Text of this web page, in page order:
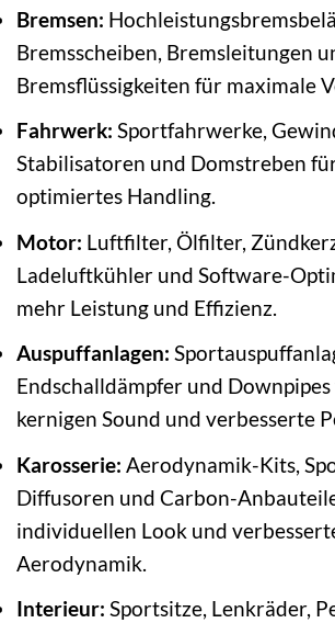
Bremsen:
Bremsscheiben, Bremsleitungen
Bremsflüssigkeiten für maximale
Fahrwerk: Sportfahrwerke,
Stabilisatoren und Domstreben
optimiertes Handling.
Motor: Luftfilter, Ölfilter,
Ladeluftkühler und Software-
mehr Leistung und Effizienz.
Auspuffanlagen:
Endschalldämpfer und
kernigen Sound und verbesserte
Karosserie: Aerodynamik-Kits,
Diffusoren und Carbon-
individuellen Look und
Aerodynamik.
Interieur: Sportsitze, Lenkräder,